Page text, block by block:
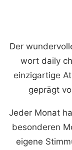
Der
wort daily
einzigartige
geprägt
Jeder Monat
besonderen
eigene